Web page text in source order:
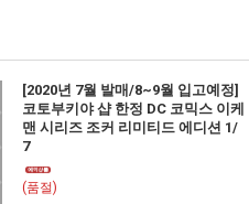
[2020년 7월 발매/8~9월 입고예정]
코토부키야 샵 한정 DC 코믹스 이케
맨 시리즈 조커 리미티드 에디션 1/
7
(품절)